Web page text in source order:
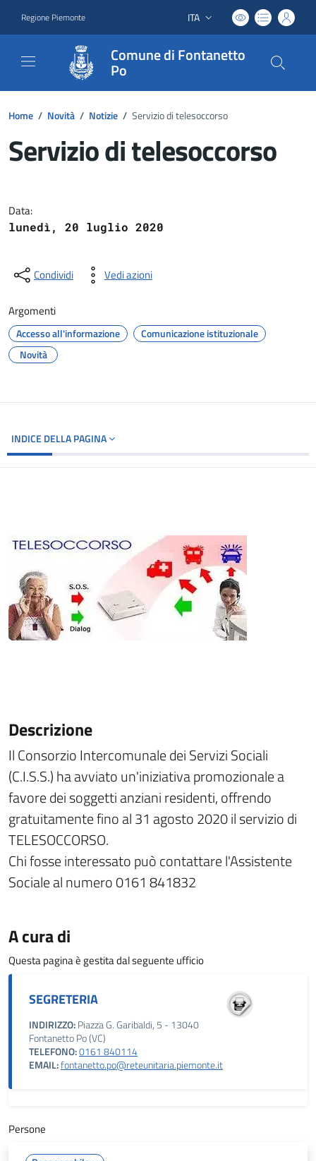
Regione Piemonte Lingua attiva:
ITA
Comune di Fontanetto
Po
Home / Novità / Notizie / Servizio di telesoccorso
Servizio di telesoccorso
Data:
lunedì, 20 luglio 2020
Condividi Vedi azioni
Argomenti
Accesso all'informazione
Comunicazione istituzionale
Novità
INDICE DELLA PAGINA
Descrizione
Il Consorzio Intercomunale dei Servizi Sociali
(C.I.S.S.) ha avviato un'iniziativa promozionale a
favore dei soggetti anziani residenti, offrendo
gratuitamente fino al 31 agosto 2020 il servizio di
TELESOCCORSO.
Chi fosse interessato può contattare l'Assistente
Sociale al numero 0161 841832
A cura di
Questa pagina è gestita dal seguente ufficio
SEGRETERIA
INDIRIZZO:Piazza G. Garibaldi, 5 - 13040
Fontanetto Po (VC)
TELEFONO:0161 840114
EMAIL:fontanetto.po@reteunitaria.piemonte.it
Persone